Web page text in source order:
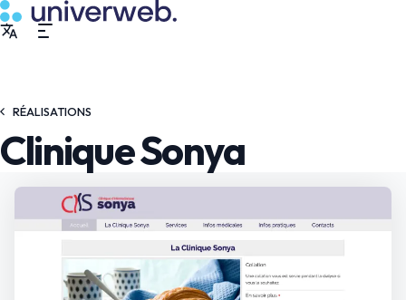
RÉALISATIONS
Clinique Sonya